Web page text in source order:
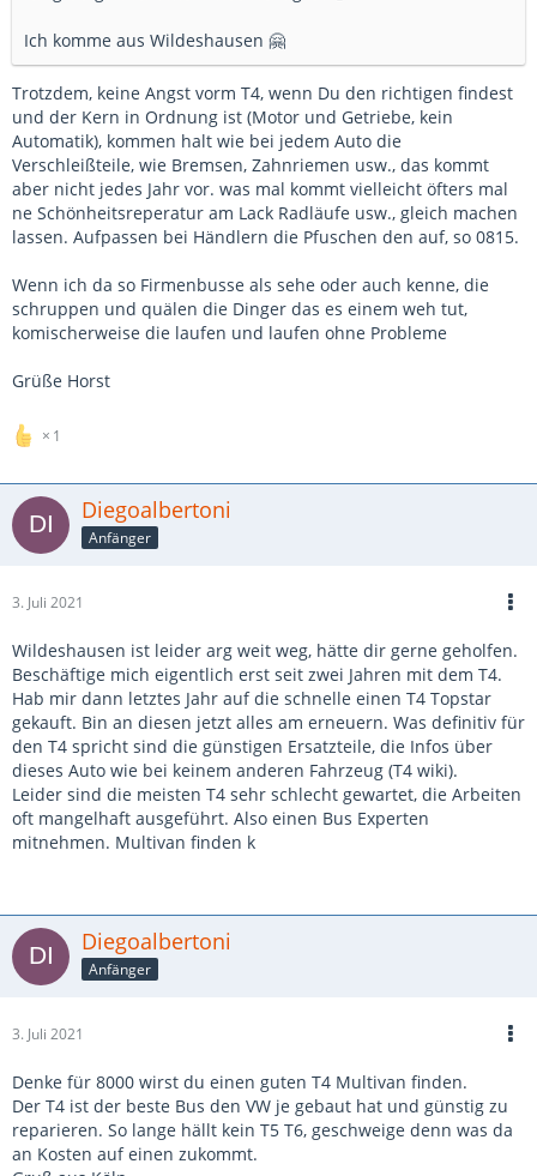
Ich komme aus Wildeshausen 🤗
Trotzdem, keine Angst vorm T4, wenn Du den richtigen findest
und der Kern in Ordnung ist (Motor und Getriebe, kein
Automatik), kommen halt wie bei jedem Auto die
Verschleißteile, wie Bremsen, Zahnriemen usw., das kommt
aber nicht jedes Jahr vor. was mal kommt vielleicht öfters mal
ne Schönheitsreperatur am Lack Radläufe usw., gleich machen
lassen. Aufpassen bei Händlern die Pfuschen den auf, so 0815.
Wenn ich da so Firmenbusse als sehe oder auch kenne, die
schruppen und quälen die Dinger das es einem weh tut,
komischerweise die laufen und laufen ohne Probleme
Grüße Horst
1
Diegoalbertoni
Anfänger
3. Juli 2021
Wildeshausen ist leider arg weit weg, hätte dir gerne geholfen.
Beschäftige mich eigentlich erst seit zwei Jahren mit dem T4.
Hab mir dann letztes Jahr auf die schnelle einen T4 Topstar
gekauft. Bin an diesen jetzt alles am erneuern. Was definitiv für
den T4 spricht sind die günstigen Ersatzteile, die Infos über
dieses Auto wie bei keinem anderen Fahrzeug (T4 wiki).
Leider sind die meisten T4 sehr schlecht gewartet, die Arbeiten
oft mangelhaft ausgeführt. Also einen Bus Experten
mitnehmen. Multivan finden k
Diegoalbertoni
Anfänger
3. Juli 2021
Denke für 8000 wirst du einen guten T4 Multivan finden.
Der T4 ist der beste Bus den VW je gebaut hat und günstig zu
reparieren. So lange hällt kein T5 T6, geschweige denn was da
an Kosten auf einen zukommt.